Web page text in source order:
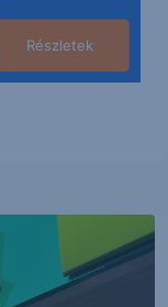
Részletek